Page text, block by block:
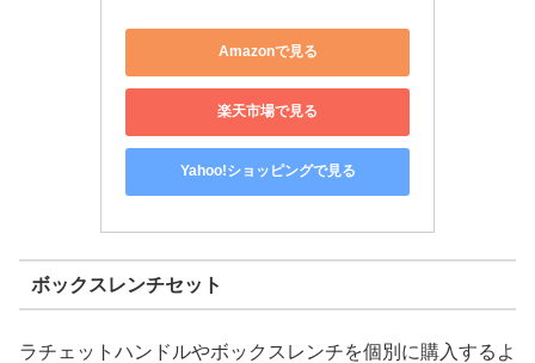
Amazonで見る
楽天市場で見る
Yahoo!ショッピングで見る
ボックスレンチセット
ラチェットハンドルやボックスレンチを個別に購入するよ